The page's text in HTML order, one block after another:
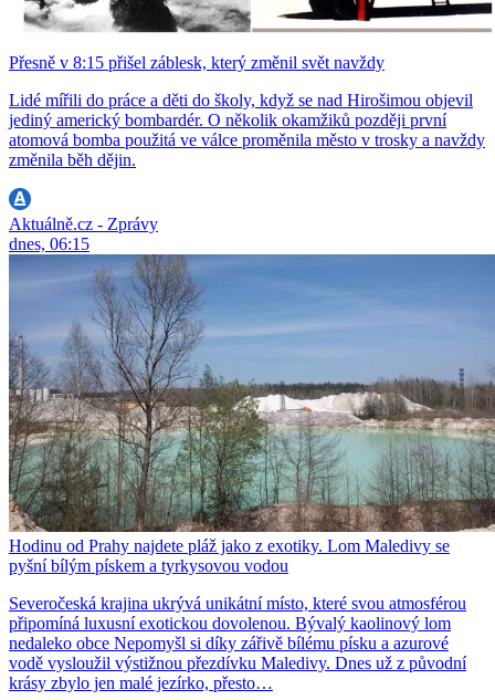
Přesně v 8:15 přišel záblesk, který změnil svět navždy
Lidé mířili do práce a děti do školy, když se nad Hirošimou objevil
jediný americký bombardér. O několik okamžiků později první
atomová bomba použitá ve válce proměnila město v trosky a navždy
změnila běh dějin.
Aktuálně.cz - Zprávy
dnes, 06:15
Hodinu od Prahy najdete pláž jako z exotiky. Lom Maledivy se
pyšní bílým pískem a tyrkysovou vodou
Severočeská krajina ukrývá unikátní místo, které svou atmosférou
připomíná luxusní exotickou dovolenou. Bývalý kaolinový lom
nedaleko obce Nepomyšl si díky zářivě bílému písku a azurové
vodě vysloužil výstižnou přezdívku Maledivy. Dnes už z původní
krásy zbylo jen malé jezírko, přesto…